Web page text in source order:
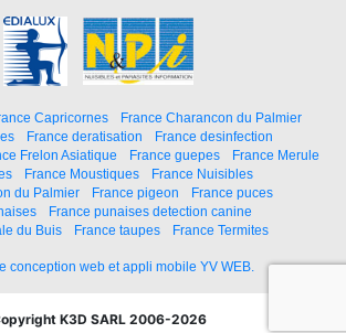
Capricornes
France Charancon du Palmier
France deratisation
France desinfection
Frelon Asiatique France guepes
France Merule
France Moustiques
France Nuisibles
du Palmier
France pigeon
France puces
France punaises detection canine
du Buis
France taupes France Termites
conception web et appli mobile YV WEB.
K3D SARL 2006-2026